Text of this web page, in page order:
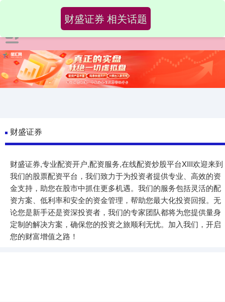
财盛证券
财盛证券,专业配资开户,配资服务,在线配资炒股平台XIII‌欢迎来到
我们的股票配资平台，我们致力于为投资者提供专业、高效的资
金支持，助您在股市中抓住更多机遇。我们的服务包括灵活的配
资方案、低利率和安全的资金管理，帮助您最大化投资回报。无
论您是新手还是资深投资者，我们的专家团队都将为您提供量身
定制的解决方案，确保您的投资之旅顺利无忧。加入我们，开启
您的财富增值之路！
财盛证券 相关话题